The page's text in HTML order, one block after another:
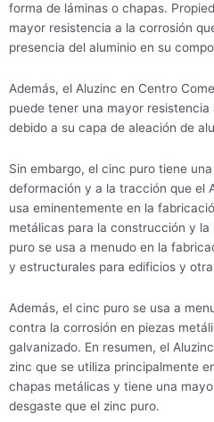
forma de láminas o chapas.
mayor resistencia a la corrosión
presencia del aluminio en su
Además, el Aluzinc en Centro
puede tener una mayor
debido a su capa de aleación de
Sin embargo, el cinc puro tiene
deformación y a la tracción que el
usa eminentemente en la
metálicas para la construcción y
puro se usa a menudo en la
y estructurales para edificios y
Además, el cinc puro se usa a
contra la corrosión en piezas
galvanizado. En resumen, el
zinc que se utiliza principalmente
chapas metálicas y tiene una
desgaste que el zinc puro.